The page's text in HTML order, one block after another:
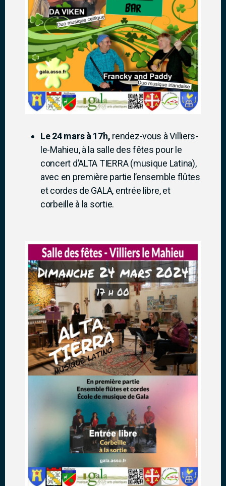
Le 24 mars à 17h, rendez-vous à Villiers-
le-Mahieu, à la salle des fêtes pour le
concert d’ALTA TIERRA (musique Latina),
avec en première partie l’ensemble flûtes
et cordes de GALA, entrée libre, et
corbeille à la sortie.